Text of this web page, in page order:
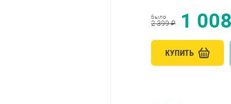
было
2 399 ₽ 1
КУПИТЬ